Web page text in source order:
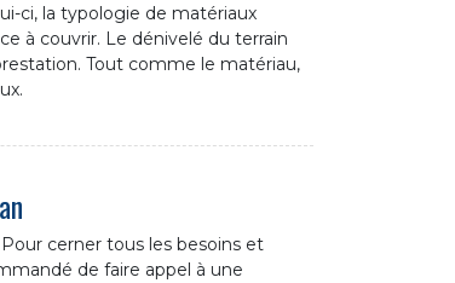
ci, la typologie de matériaux
à couvrir. Le dénivelé du terrain
Tout comme le matériau,
cerner tous les besoins et
de faire appel à une